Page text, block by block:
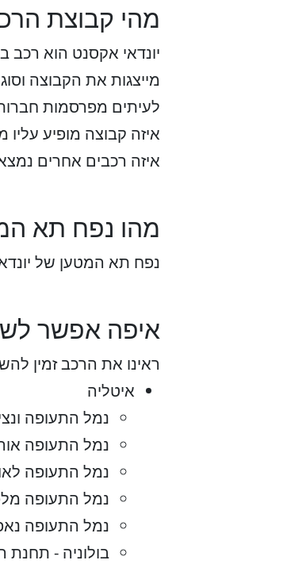
מהי קבוצת
מייצגות את הקבוצה
לעיתים מפרסמות
איזה קבוצה מופיע
איזה רכבים אחרים
מהו נפח תא
נפח תא המטען של יונדאי
איפה אפשר
ראינו את הרכב זמין
איטליה
נמל התעופה
נמל התעופה
נמל התעופה
נמל התעופה
נמל התעופה
בולוניה - תחנת